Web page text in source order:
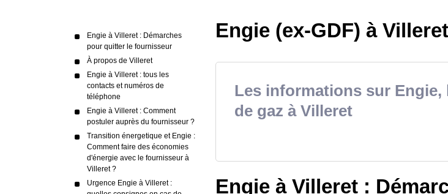
Engie à Villeret : Démarches
pour quitter le fournisseur
À propos de Villeret
Engie à Villeret : tous les
contacts et numéros de
téléphone
Engie à Villeret : Comment
postuler auprès du fournisseur ?
Transition énergetique et Engie :
Comment faire des économies
d'énergie avec le fournisseur à
Villeret ?
Urgence Engie à Villeret :
Engie (ex-GDF) à
Les informations sur
de gaz à Villeret
Engie à Villeret :